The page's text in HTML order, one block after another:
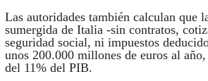
Las autoridades también calculan que
sumergida de Italia -sin contratos,
seguridad social, ni impuestos
unos 200.000 millones de euros al
del 11% del PIB.